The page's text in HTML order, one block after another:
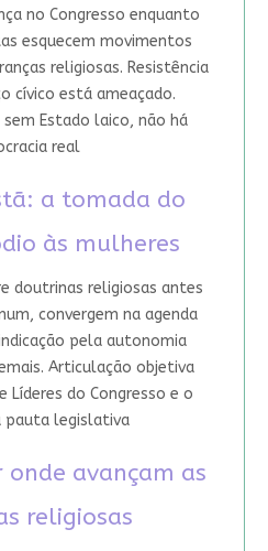
no Congresso enquanto
esquecem movimentos
religiosas. Resistência
cívico está ameaçado.
Estado laico, não há
real
a tomada do
às mulheres
doutrinas religiosas antes
convergem na agenda
pela autonomia
Articulação objetiva
Líderes do Congresso e o
pauta legislativa
onde avançam as
religiosas